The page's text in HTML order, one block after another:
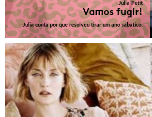
Julia Petit
Vamos fugir!
Julia conta por que resolveu tirar um ano sabático.